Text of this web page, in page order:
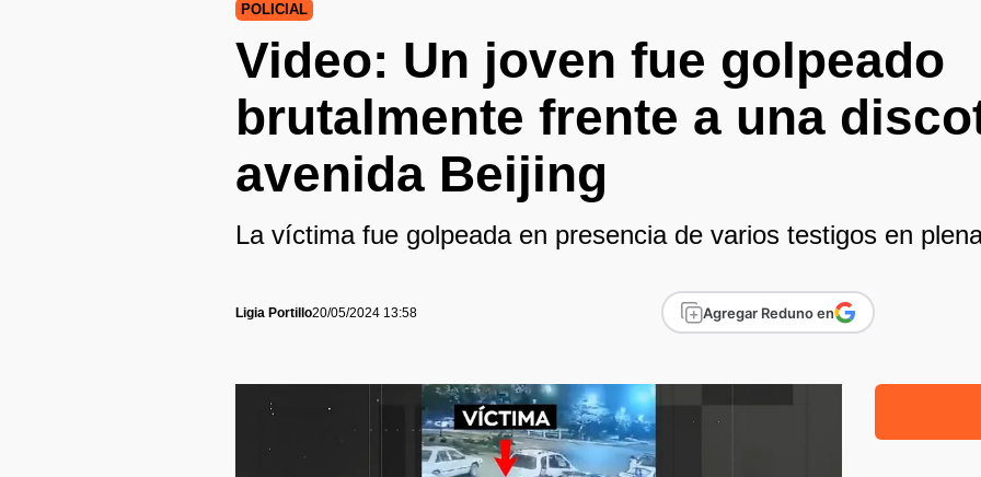
POLICIAL
Video: Un joven fue golpeado
brutalmente frente a una
avenida Beijing
La víctima fue golpeada en presencia de varios testigos en
Ligia Portillo20/05/2024 13:58 Agregar Reduno en